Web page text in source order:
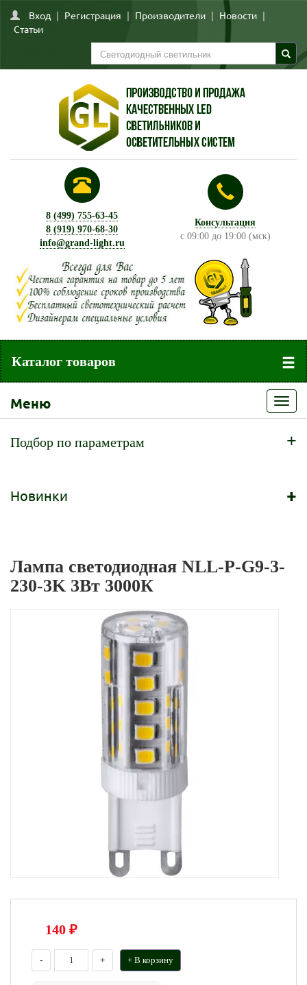
Вход | Регистрация | Производители | Новости |
Статьи
8 (499) 755-63-45
8 (919) 970-68-30
info@grand-light.ru
Консультация
с 09:00 до 19:00 (мск)
Каталог товаров
Меню
Подбор по параметрам +
Новинки +
Лампа светодиодная NLL-P-G9-3-
230-3K 3Вт 3000К
140 ₽
- + + В корзину